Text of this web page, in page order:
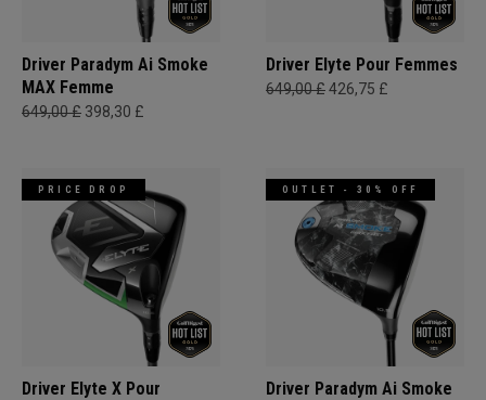
Driver Paradym Ai Smoke
MAX Femme
649,00 £ 398,30 £
Driver Elyte Pour Femmes
649,00 £426,75 £
PRICE DROP
Driver Elyte X Pour
OUTLET - 30% OFF
Driver Paradym Ai Smoke